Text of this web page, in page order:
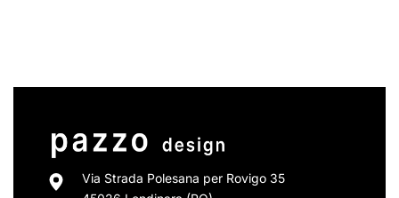
Via Strada Polesana per Rovigo 35